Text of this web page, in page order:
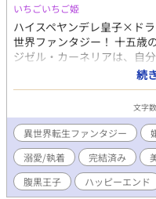
いちごいちご姫
ハイスペヤンデレ皇子×ド
世界ファンタジー！ 十五歳
ジゼル・カーネリアは、自
出す。 前世では大学病院で
して転生した先は――横領
れる“帝国最悪の貴族”カー
腫れ物扱いされる厄介者。
介払い同然に、どこかの貴
った。 だがジゼルは、嫌わ
引きこもって治癒魔法研究
やがて帝国中を巻き込み、
てなぜか、彼へ異常な執着
続
文字
異世界転生ファンタジー
溺愛/執着
完結済み
腹黒王子
ハッピーエンド